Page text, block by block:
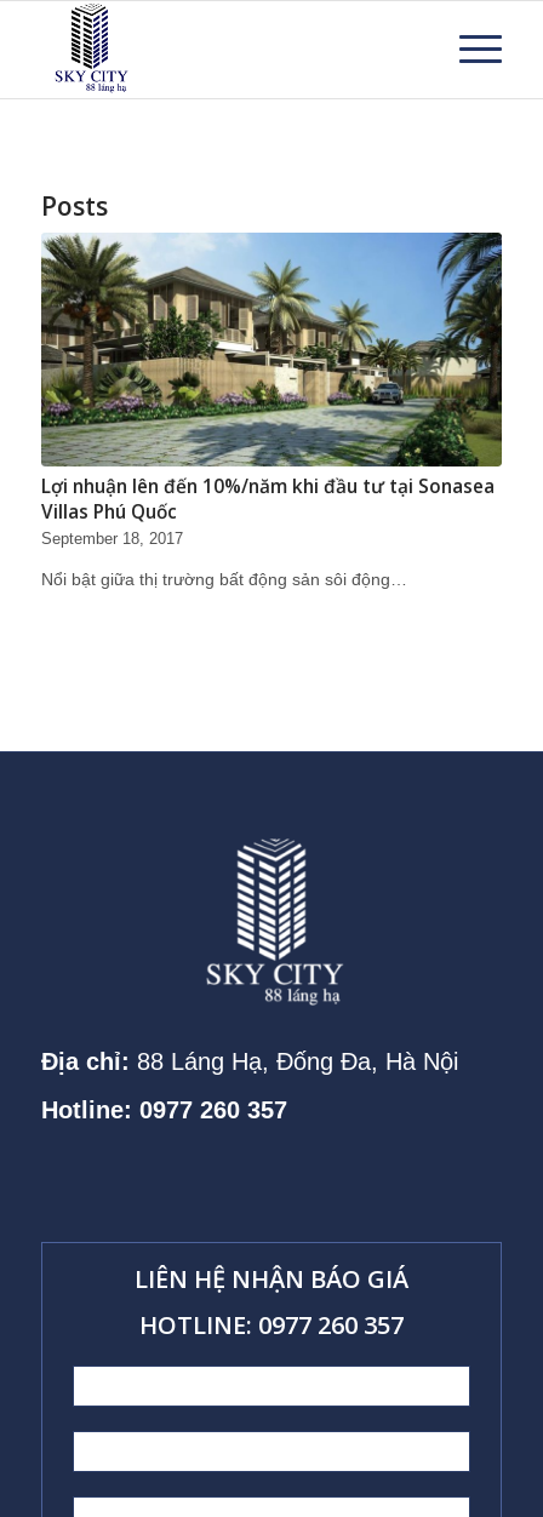
Posts
Lợi nhuận lên đến 10%/năm khi đầu tư tại Sonasea
Villas Phú Quốc
September 18, 2017
Nổi bật giữa thị trường bất động sản sôi động…
Địa chỉ: 88 Láng Hạ, Đống Đa, Hà Nội
Hotline: 0977 260 357
LIÊN HỆ NHẬN BÁO GIÁ
HOTLINE: 0977 260 357